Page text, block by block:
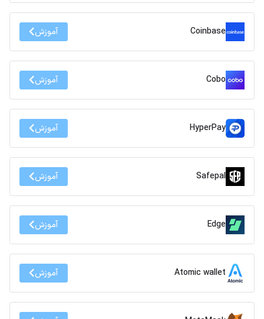
Coinbase آموزش
Cobo آموزش
HyperPay آموزش
Safepal آموزش
Edge آموزش
Atomic wallet آموزش